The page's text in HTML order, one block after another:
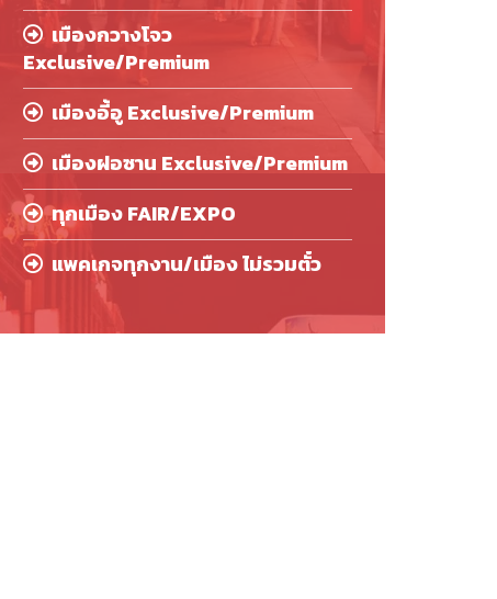
เมืองกวางโจว
Exclusive/Premium
เมืองอี้อู Exclusive/Premium
เมืองฝอซาน Exclusive/Premium
ทุกเมือง FAIR/EXPO
แพคเกจทุกงาน/เมือง ไม่รวมตั๋ว